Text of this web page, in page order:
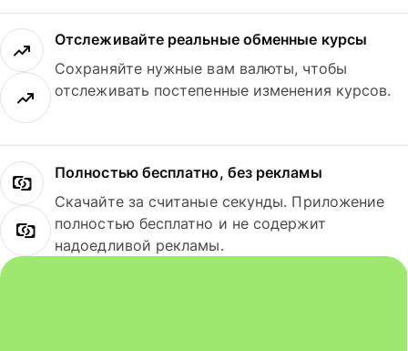
Отслеживайте реальные обменные курсы
Сохраняйте нужные вам валюты, чтобы
отслеживать постепенные изменения курсов.
Полностью бесплатно, без рекламы
Скачайте за считаные секунды. Приложение
полностью бесплатно и не содержит
надоедливой рекламы.